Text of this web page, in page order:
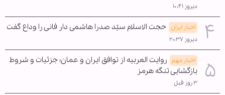
دیروز ۱۰:۴۱
اخبار ایران حجت الاسلام سیّد صدرا هاشمی دار فانی را وداع گفت
دیروز ۲۰:۳۷
اخبار مهم روایت العربیه از توافق ایران و عمان؛ جزئیات و شروط
بازگشایی تنگه هرمز
۳ روز قبل